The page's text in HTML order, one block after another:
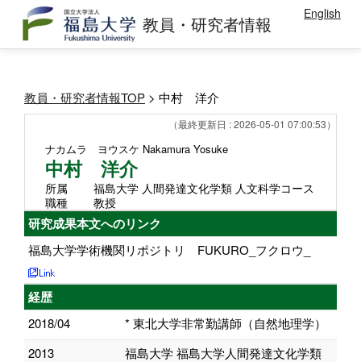
教員・研究者情報 English
教員・研究者情報TOP > 中村 洋介
（最終更新日 : 2026-05-01 07:00:53）
ナカムラ ヨウスケ Nakamura Yosuke
中村 洋介
所属
福島大学 人間発達文化学類 人文科学コース
職種
教授
研究成果本文へのリンク
福島大学学術機関リポジトリ FUKURO_フクロウ_
経歴
2018/04
* 東北大学非常勤講師（自然地理学）
2013
福島大学 福島大学人間発達文化学類